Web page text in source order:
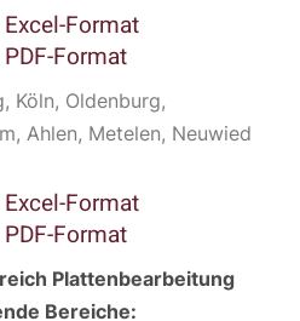
Format
Format
Köln, Oldenburg,
Ahlen, Metelen, Neuwied
Format
Format
Plattenbearbeitung
Bereiche: